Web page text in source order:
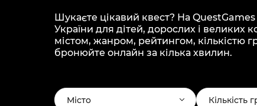
Шукаєте цікавий квест? На QuestGames
України для дітей, дорослих і великих
містом, жанром, рейтингом, кількістю
бронюйте онлайн за кілька хвилин.
Місто Кількість